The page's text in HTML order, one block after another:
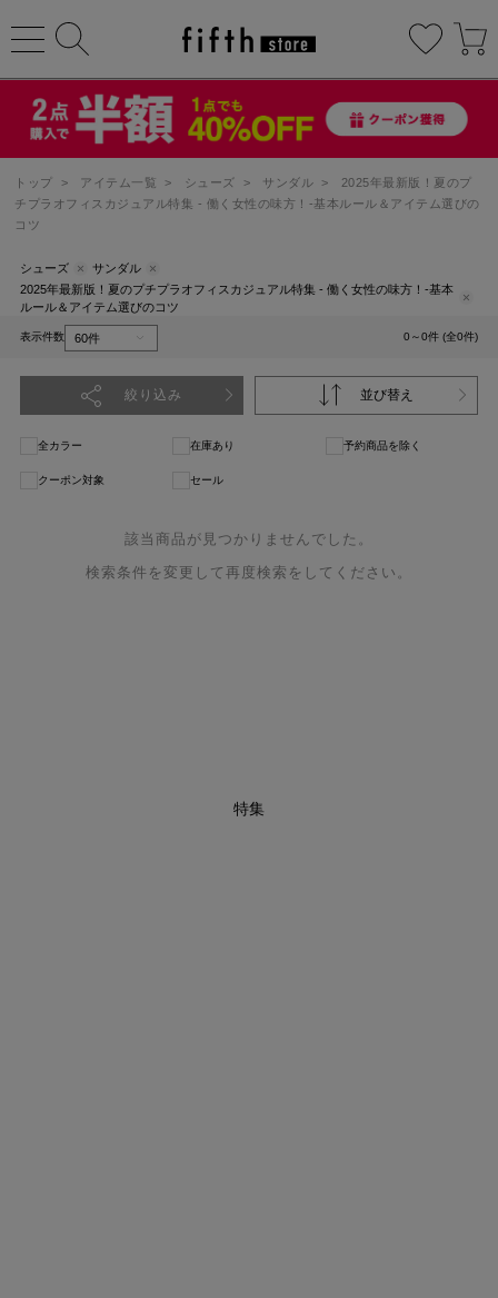
トップ > アイテム一覧 > シューズ > サンダル >
2025年最新版！夏のプ
チプラオフィスカジュアル特集 - 働く女性の味方！-基本ルール＆アイテム選びの
コツ
シューズ
サンダル
2025年最新版！夏のプチプラオフィスカジュアル特集 - 働く女性の味方！-基本
ルール＆アイテム選びのコツ
表示件数 0～0件 (全0件)
絞り込み 並び替え
全カラー 在庫あり 予約商品を除く
クーポン対象 セール
該当商品が見つかりませんでした。
検索条件を変更して再度検索をしてください。
特集